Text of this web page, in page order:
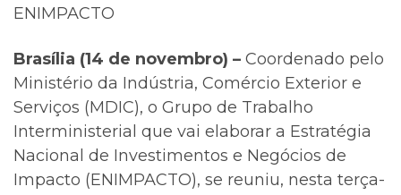
ENIMPACTO
Brasília (14 de novembro) – Coordenado pelo
Ministério da Indústria, Comércio Exterior e
Serviços (MDIC), o Grupo de Trabalho
Interministerial que vai elaborar a Estratégia
Nacional de Investimentos e Negócios de
Impacto (ENIMPACTO), se reuniu, nesta terça-